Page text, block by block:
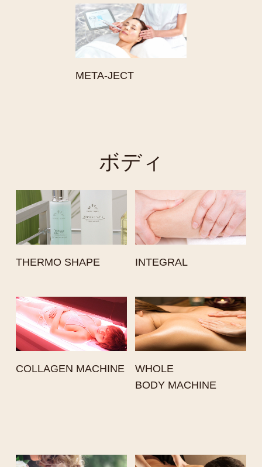
META-JECT
ボディ
THERMO SHAPE INTEGRAL
COLLAGEN MACHINE
WHOLE
BODY MACHINE